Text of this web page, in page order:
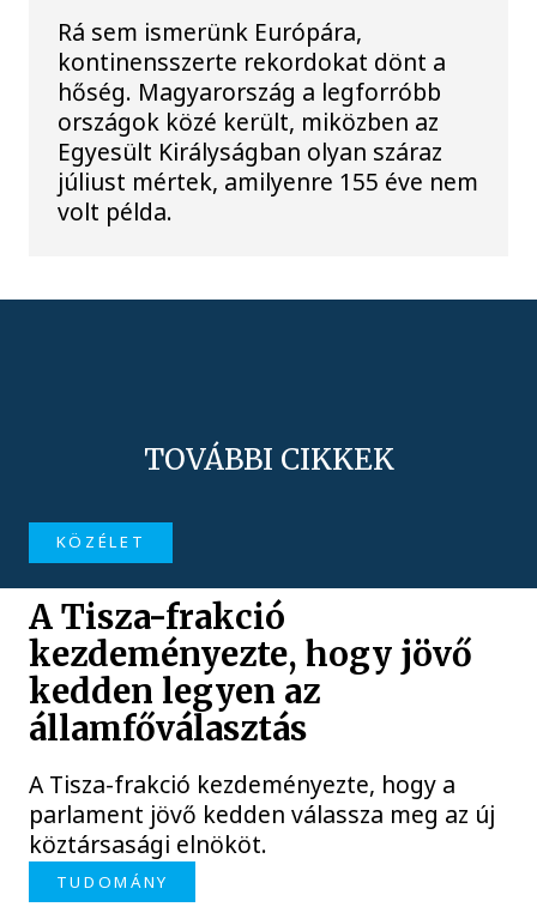
Rá sem ismerünk Európára,
kontinensszerte rekordokat dönt a
hőség. Magyarország a legforróbb
országok közé került, miközben az
Egyesült Királyságban olyan száraz
júliust mértek, amilyenre 155 éve nem
volt példa.
TOVÁBBI CIKKEK
KÖZÉLET
A Tisza-frakció
kezdeményezte, hogy jövő
kedden legyen az
államfőválasztás
A Tisza-frakció kezdeményezte, hogy a
parlament jövő kedden válassza meg az új
köztársasági elnököt.
TUDOMÁNY